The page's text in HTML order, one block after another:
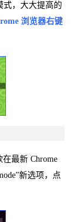
式，大大提高的
浏览器右键
最新 Chrome
新选项，点